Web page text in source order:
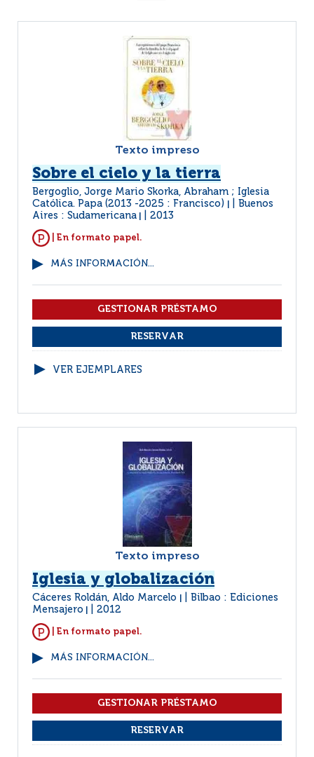
Texto impreso
Sobre el cielo y la tierra
Bergoglio, Jorge Mario Skorka, Abraham ; Iglesia
Católica. Papa (2013 -2025 : Francisco)
Buenos
Aires : Sudamericana
2013
| En formato papel.
MÁS INFORMACIÓN...
VER EJEMPLARES
Texto impreso
Iglesia y globalización
Cáceres Roldán, Aldo Marcelo
Bilbao : Ediciones
Mensajero
2012
| En formato papel.
MÁS INFORMACIÓN...